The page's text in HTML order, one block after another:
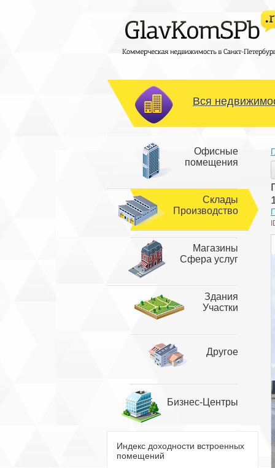
Вся
Офисные
помещения
Склады
Производство
Магазины
Сфера услуг
Здания
Участки
Другое
Бизнес-Центры
Индекс доходности встроенных
помещений